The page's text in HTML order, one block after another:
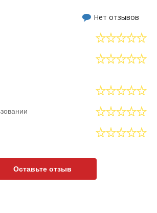
Нет отзывов
Оставьте отзыв